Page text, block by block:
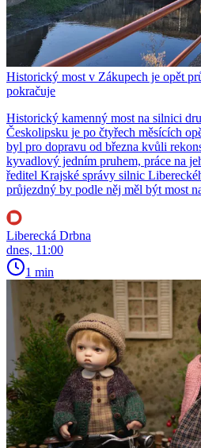
Historický most v Zákupech je opět
pokračuje
Historický kamenný most na silnici
Českolipsku je po čtyřech měsících
byl pro dopravu od března kvůli
kyvadlový jedním pruhem, práce na
ředitel Krajské správy silnic
průjezdný by podle něj měl být most
Liberecká Drbna
dnes, 11:00
1 min